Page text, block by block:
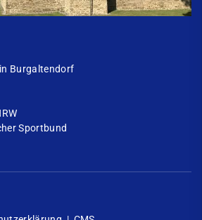
Burgaltendorf
Sportbund